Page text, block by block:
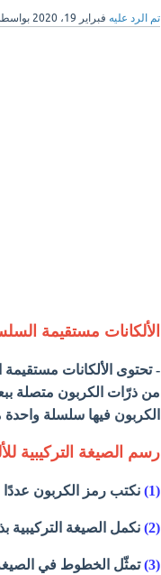
تم الرد عليه فبراير 19، 2020
الألكانات مستقيمة
من ذرّات الكربون متصلة
الكربون فيها سلسلة واحدة
رسم الصيغة التركيبية
(1) نكتب رمز الكربون
(2) نكمل الصيغة التركيبية
(3)
تمثّل الخطوط في الصيغة